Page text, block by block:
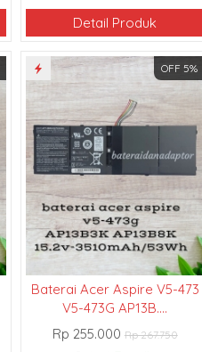
Detail Produk
OFF 5%
Baterai Acer Aspire V5-473
V5-473G AP13B....
Rp 255.000 Rp 267.750